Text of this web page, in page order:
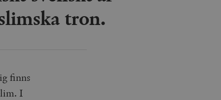
tron.
finns
I